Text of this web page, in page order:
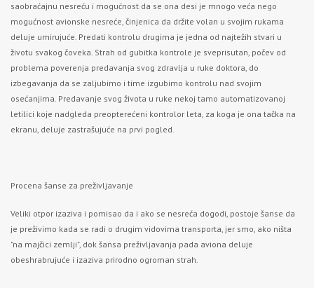
saobraćajnu nesreću i mogućnost da se ona desi je mnogo veća nego
mogućnost avionske nesreće, činjenica da držite volan u svojim rukama
deluje umirujuće. Predati kontrolu drugima je jedna od najtežih stvari u
životu svakog čoveka. Strah od gubitka kontrole je sveprisutan, počev od
problema poverenja predavanja svog zdravlja u ruke doktora, do
izbegavanja da se zaljubimo i time izgubimo kontrolu nad svojim
osećanjima. Predavanje svog života u ruke nekoj tamo automatizovanoj
letilici koje nadgleda preopterećeni kontrolor leta, za koga je ona tačka na
ekranu, deluje zastrašujuće na prvi pogled.
Procena šanse za preživljavanje
Veliki otpor izaziva i pomisao da i ako se nesreća dogodi, postoje šanse da
je preživimo kada se radi o drugim vidovima transporta, jer smo, ako ništa
"na majčici zemlji", dok šansa preživljavanja pada aviona deluje
obeshrabrujuće i izaziva prirodno ogroman strah.